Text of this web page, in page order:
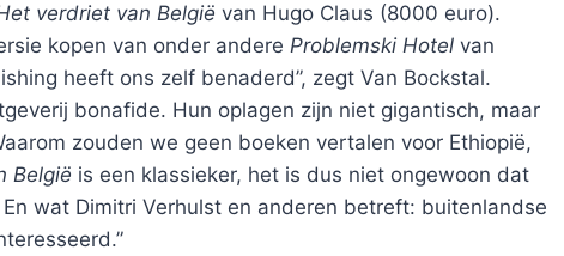
verdriet van België van Hugo Claus (8000 euro).
kopen van onder andere Problemski Hotel van
heeft ons zelf benaderd”, zegt Van Bockstal.
bonafide. Hun oplagen zijn niet gigantisch, maar
zouden we geen boeken vertalen voor Ethiopië,
België is een klassieker, het is dus niet ongewoon dat
wat Dimitri Verhulst en anderen betreft: buitenlandse